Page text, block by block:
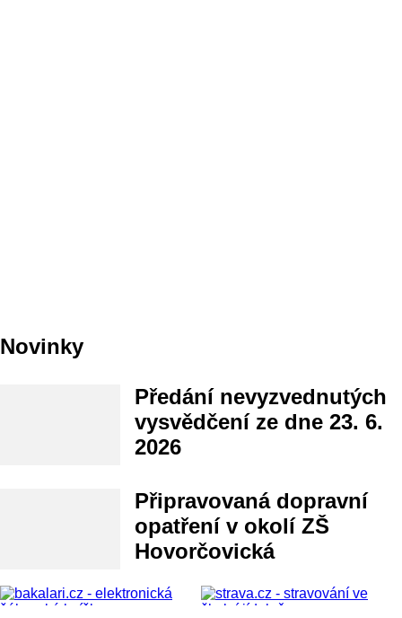
Novinky
Předání nevyzvednutých
vysvědčení ze dne 23. 6.
2026
Připravovaná dopravní
opatření v okolí ZŠ
Hovorčovická